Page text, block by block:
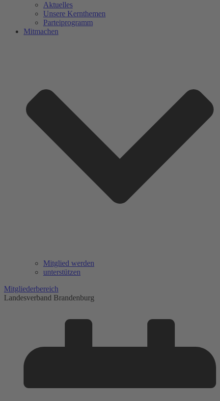
Aktuelles
Unsere Kernthemen
Parteiprogramm
Mitmachen
Mitglied werden
unterstützen
Mitgliederbereich
Landesverband Brandenburg